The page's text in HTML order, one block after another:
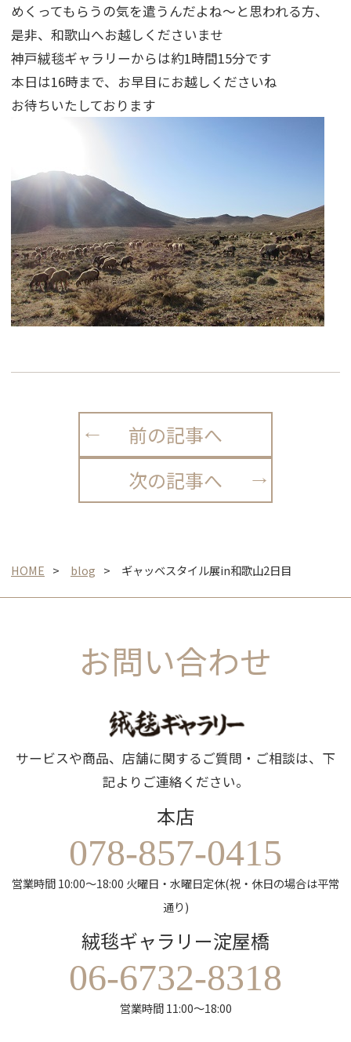
めくってもらうの気を遣うんだよね～と思われる方、
是非、和歌山へお越しくださいませ
神戸絨毯ギャラリーからは約1時間15分です
本日は16時まで、お早目にお越しくださいね
お待ちいたしております
前の記事へ
次の記事へ
HOME blog ギャッベスタイル展in和歌山2日目
お問い合わせ
サービスや商品、店舗に関するご質問・ご相談は、下
記よりご連絡ください。
本店
078-857-0415
営業時間 10:00～18:00 火曜日・水曜日定休(祝・休日の場合は平常
通り)
絨毯ギャラリー淀屋橋
06-6732-8318
営業時間 11:00～18:00